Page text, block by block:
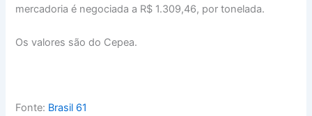
mercadoria é negociada a R$ 1.309,46, por tonelada.
Os valores são do Cepea.
Fonte: Brasil 61